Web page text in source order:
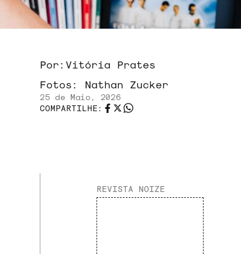
Por: Vitória Prates
Fotos: Nathan Zucker
25 de Maio, 2026
COMPARTILHE:
REVISTA NOIZE